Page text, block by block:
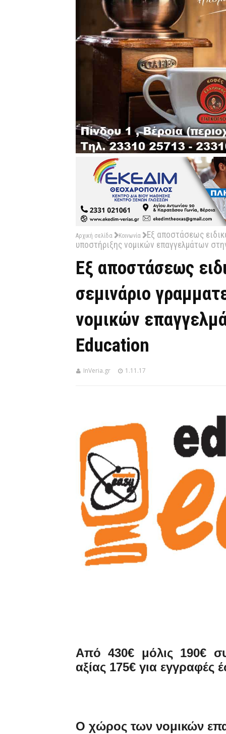
Αρχική σελίδα Κοινωνία
Εξ αποστάσεως
υποστήριξης νομικών επαγγελμάτων
Εξ αποστάσεως
σεμινάριο
νομικών
Education
InVeria.gr 1.11.17
Από 430€ μόλις 190€
αξίας 175€ για εγγραφές
Ο χώρος των νομικών